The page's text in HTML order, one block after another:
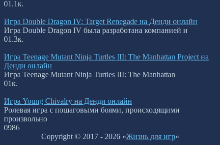
01.1к.
Игра Double Dragon IV: Target Renegade на Денди онлайн
Игра Double Dragon IV была разработана компанией и
01.3к.
Игра Teenage Mutant Ninja Turtles III: The Manhattan Project на
Денди онлайн
Игра Teenage Mutant Ninja Turtles III: The Manhattan
01к.
Игра Young Chivalry на Денди онлайн
Ролевая игра с пошаговыми боями, происходящими
произвольно
0986
Copyright © 2017 - 2026 «Жизнь для игр»